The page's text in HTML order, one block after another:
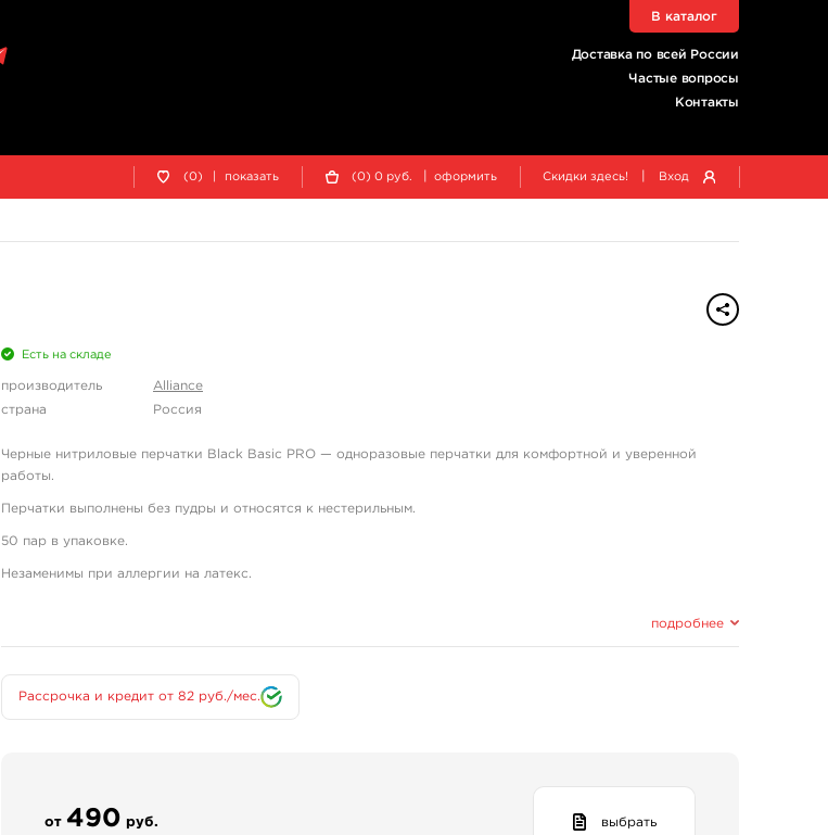
Доставка по всей России
Частые вопросы
Контакты
В каталог
(0) показать (0) 0 руб. оформить Скидки здесь! Вход
Есть на складе
производитель
Alliance
страна
Россия
Черные нитриловые перчатки Black Basic PRO — одноразовые перчатки для комфортной и уверенной
работы.
Перчатки выполнены без пудры и относятся к нестерильным.
50 пар в упаковке.
Незаменимы при аллергии на латекс.
подробнее
Рассрочка и кредит от 82 руб./мес.
от 490 руб. выбрать